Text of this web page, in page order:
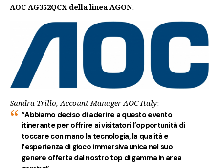
AOC AG352QCX della linea AGON.
Sandra Trillo, Account Manager AOC Italy:
“Abbiamo deciso di aderire a questo evento
itinerante per offrire ai visitatori l’opportunità di
toccare con mano la tecnologia, la qualità e
l’esperienza di gioco immersiva unica nel suo
genere offerta dal nostro top di gamma in area